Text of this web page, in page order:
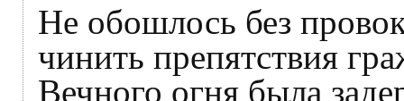
Не обошлось без
чинить препятствия
Вечного огня была